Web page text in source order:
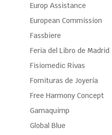
Europ Assistance
European Commission
Fassbiere
Feria del Libro de Madrid
Fisiomedic Rivas
Fornituras de Joyería
Free Harmony Concept
Gamaquimp
Global Blue